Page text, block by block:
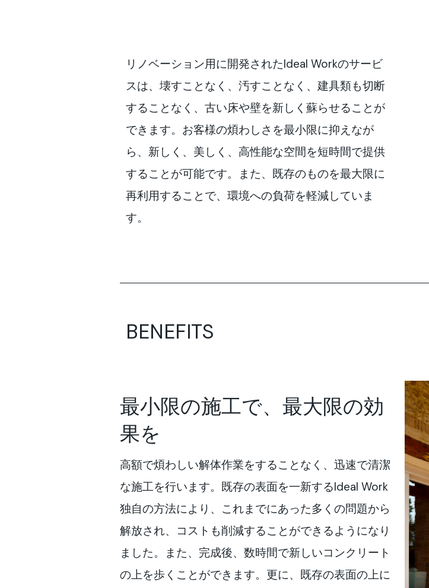
リノベーション用に開発されたIdeal Workのサービ
スは、壊すことなく、汚すことなく、建具類も切断
することなく、古い床や壁を新しく蘇らせることが
できます。お客様の煩わしさを最小限に抑えなが
ら、新しく、美しく、高性能な空間を短時間で提供
することが可能です。また、既存のものを最大限に
再利用することで、環境への負荷を軽減していま
す。
BENEFITS
最小限の施工で、最大限の効
果を
高額で煩わしい解体作業をすることなく、迅速で清潔
な施工を行います。既存の表面を一新するIdeal Work
独自の方法により、これまでにあった多くの問題から
解放され、コストも削減することができるようになり
ました。また、完成後、数時間で新しいコンクリート
の上を歩くことができます。更に、既存の表面の上に